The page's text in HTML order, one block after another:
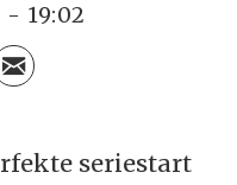
- 19:02
seriestart